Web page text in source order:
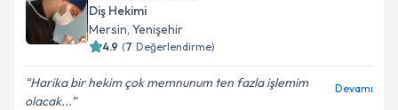
Diş Hekimi
Mersin, Yenişehir
4.9 (7 Değerlendirme)
Harika bir hekim çok memnunum ten fazla işlemim
olacak...
Devamı